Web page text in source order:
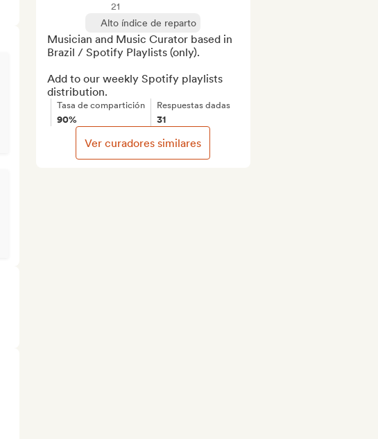
21
Alto índice de reparto
Musician and Music Curator based in
Brazil / Spotify Playlists (only).
Add to our weekly Spotify playlists
distribution.
Tasa de compartición
90%
Respuestas dadas
31
Ver curadores similares